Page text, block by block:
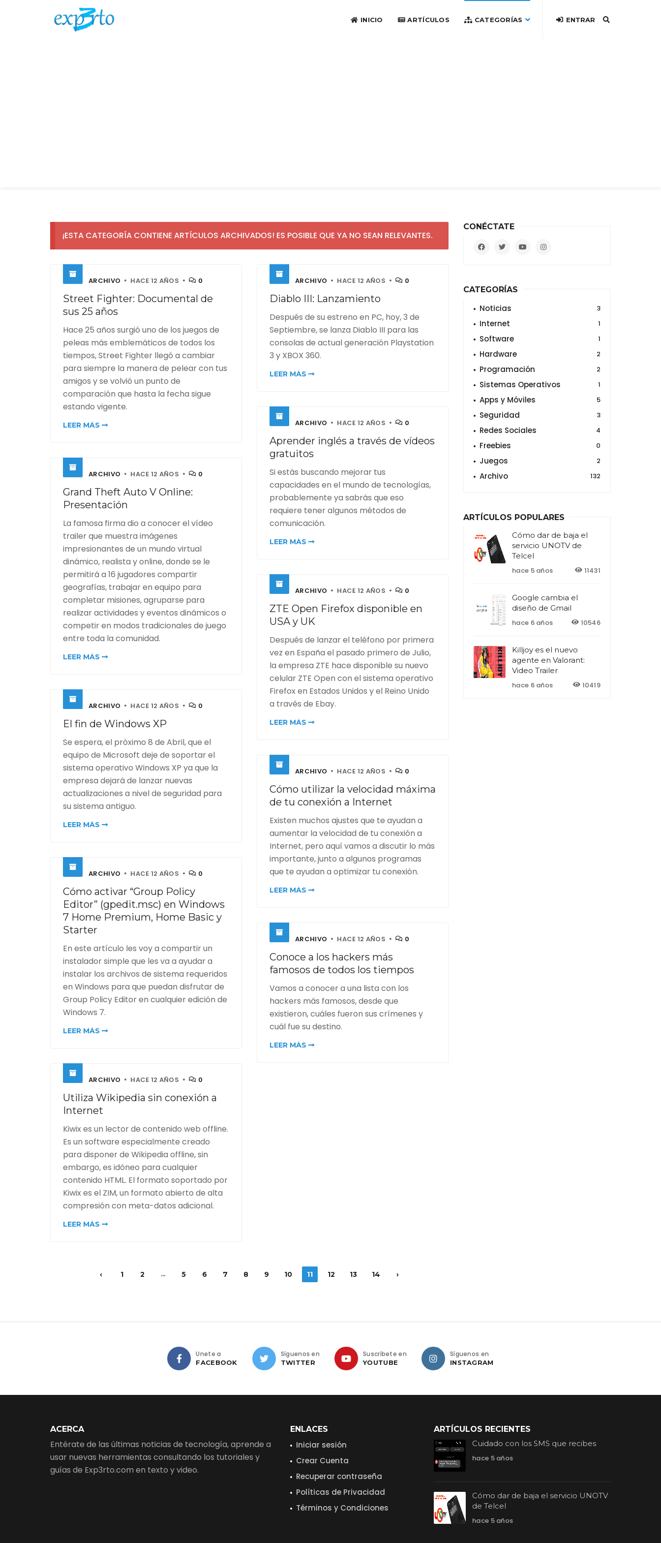
ENTRAR
INICIO ARTÍCULOS CATEGORÍAS
¡ESTA CATEGORÍA CONTIENE ARTÍCULOS ARCHIVADOS! ES POSIBLE QUE YA NO SEAN RELEVANTES.
ARCHIVO HACE 12 AÑOS 0
Street Fighter: Documental de
sus 25 años
Hace 25 años surgió uno de los juegos de
peleas más emblemáticos de todos los
tiempos, Street Fighter llegó a cambiar
para siempre la manera de pelear con tus
amigos y se volvió un punto de
comparación que hasta la fecha sigue
estando vigente.
LEER MÁS
ARCHIVO HACE 12 AÑOS 0
Diablo III: Lanzamiento
Después de su estreno en PC, hoy, 3 de
Septiembre, se lanza Diablo III para las
consolas de actual generación Playstation
3 y XBOX 360.
LEER MÁS
ARCHIVO HACE 12 AÑOS 0
Aprender inglés a través de vídeos
gratuitos
Si estás buscando mejorar tus
capacidades en el mundo de tecnologías,
probablemente ya sabrás que eso
requiere tener algunos métodos de
comunicación.
LEER MÁS
ARCHIVO HACE 12 AÑOS 0
Grand Theft Auto V Online:
Presentación
La famosa firma dio a conocer el vídeo
trailer que muestra imágenes
impresionantes de un mundo virtual
dinámico, realista y online, donde se le
permitirá a 16 jugadores compartir
geografías, trabajar en equipo para
completar misiones, agruparse para
realizar actividades y eventos dinámicos o
competir en modos tradicionales de juego
entre toda la comunidad.
LEER MÁS
ARCHIVO HACE 12 AÑOS 0
ZTE Open Firefox disponible en
USA y UK
Después de lanzar el teléfono por primera
vez en España el pasado primero de Julio,
la empresa ZTE hace disponible su nuevo
celular ZTE Open con el sistema operativo
Firefox en Estados Unidos y el Reino Unido
a través de Ebay.
LEER MÁS
ARCHIVO HACE 12 AÑOS 0
El fin de Windows XP
Se espera, el próximo 8 de Abril, que el
equipo de Microsoft deje de soportar el
sistema operativo Windows XP ya que la
empresa dejará de lanzar nuevas
actualizaciones a nivel de seguridad para
su sistema antiguo.
LEER MÁS
ARCHIVO HACE 12 AÑOS 0
Cómo utilizar la velocidad máxima
de tu conexión a Internet
Existen muchos ajustes que te ayudan a
aumentar la velocidad de tu conexión a
Internet, pero aquí vamos a discutir lo más
importante, junto a algunos programas
que te ayudan a optimizar tu conexión.
LEER MÁS
ARCHIVO HACE 12 AÑOS 0
Cómo activar “Group Policy
Editor” (gpedit.msc) en Windows
7 Home Premium, Home Basic y
Starter
En este artículo les voy a compartir un
instalador simple que les va a ayudar a
instalar los archivos de sistema requeridos
en Windows para que puedan disfrutar de
Group Policy Editor en cualquier edición de
Windows 7.
LEER MÁS
ARCHIVO HACE 12 AÑOS 0
Conoce a los hackers más
famosos de todos los tiempos
Vamos a conocer a una lista con los
hackers más famosos, desde que
existieron, cuáles fueron sus crímenes y
cuál fue su destino.
LEER MÁS
ARCHIVO HACE 12 AÑOS 0
Utiliza Wikipedia sin conexión a
Internet
Kiwix es un lector de contenido web offline.
Es un software especialmente creado
para disponer de Wikipedia offline, sin
embargo, es idóneo para cualquier
contenido HTML. El formato soportado por
Kiwix es el ZIM, un formato abierto de alta
compresión con meta-datos adicional.
LEER MÁS
‹ 1 2 ... 5 6 7 8 9 10 11 12 13 14 ›
CONÉCTATE
CATEGORÍAS
Noticias 3
Internet 1
Software 1
Hardware 2
Programación 2
Sistemas Operativos 1
Apps y Móviles 5
Seguridad 3
Redes Sociales 4
Freebies 0
Juegos 2
Archivo 132
ARTÍCULOS POPULARES
Cómo dar de baja el
servicio UNOTV de
Telcel
hace 5 años
11431
Google cambia el
diseño de Gmail
hace 6 años
10546
Killjoy es el nuevo
agente en Valorant:
Video Trailer
hace 6 años
10419
Únete a
FACEBOOK
Síguenos en
TWITTER
Suscríbete en
YOUTUBE
Síguenos en
INSTAGRAM
ACERCA
Entérate de las últimas noticias de tecnología, aprende a
usar nuevas herramientas consultando los tutoriales y
guías de Exp3rto.com en texto y video.
ENLACES
Iniciar sesión
Crear Cuenta
Recuperar contraseña
Políticas de Privacidad
Términos y Condiciones
ARTÍCULOS RECIENTES
Cuidado con los SMS que recibes
hace 5 años
Cómo dar de baja el servicio UNOTV
de Telcel
hace 5 años